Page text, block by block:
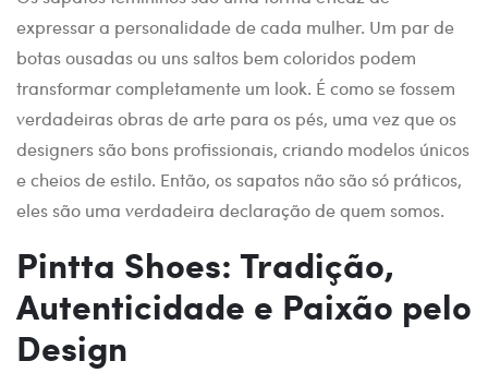
expressar a personalidade de cada mulher. Um par de
botas ousadas ou uns saltos bem coloridos podem
transformar completamente um look. É como se fossem
verdadeiras obras de arte para os pés, uma vez que os
designers são bons profissionais, criando modelos únicos
e cheios de estilo. Então, os sapatos não são só práticos,
eles são uma verdadeira declaração de quem somos.
Pintta Shoes: Tradição,
Autenticidade e Paixão pelo
Design